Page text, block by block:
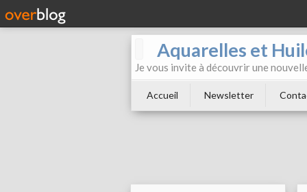
Aquarelles et
Je vous invite à découvrir une
Accueil Newsletter